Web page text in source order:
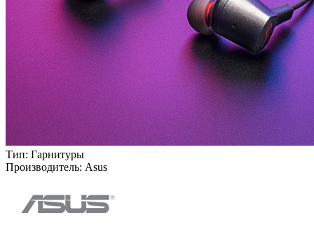
Тип: Гарнитуры
Производитель: Asus